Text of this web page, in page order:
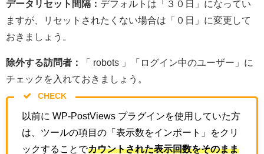
データリセット間隔： デフォルトは「３０日」になってい
ますが、リセットされたくない場合は「０日」に変更して
おきましょう。
除外する訪問者：
「 robots 」「ログイン中のユーザー」に
チェックを入れておきましょう。
CHECK
以前に WP-PostViews プラグインを使用していた方
は、ツールの項目の「表示数をインポート」をクリ
ックすることでカウントされた表示回数をそのまま